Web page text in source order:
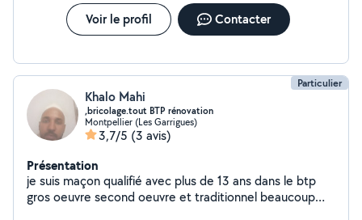
Voir le profil Contacter
Particulier
Khalo Mahi
,bricolage.tout BTP rénovation
Montpellier (Les Garrigues)
3,7/5 (3 avis)
Présentation
je suis maçon qualifié avec plus de 13 ans dans le btp
gros oeuvre second oeuvre et traditionnel beaucoup